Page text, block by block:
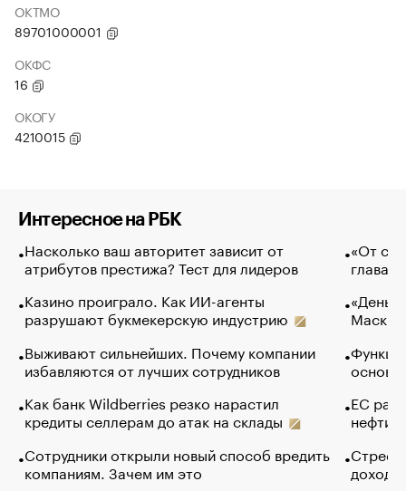
ОКТМО
89701000001
ОКФС
16
ОКОГУ
4210015
Интересное на РБК
Насколько ваш авторитет зависит от
атрибутов престижа? Тест для лидеров
Казино проиграло. Как ИИ-агенты
разрушают букмекерскую индустрию
Выживают сильнейших. Почему компании
избавляются от лучших сотрудников
Как банк Wildberries резко нарастил
кредиты селлерам до атак на склады
Сотрудники открыли новый способ вредить
компаниям. Зачем им это
«От
глава
Маск в
основ
ЕС
нефти